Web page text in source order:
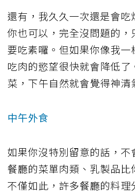
還有，我久久一次還是會吃
你也可以，完全沒問題的，
要吃素囉。但如果你像我一
吃肉的慾望很快就會降低了
菜，下午自然就會覺得神清
中午外食
如果你沒特別留意的話，不
餐廳的菜單肉類、乳製品比
不僅如此，許多餐廳的料理